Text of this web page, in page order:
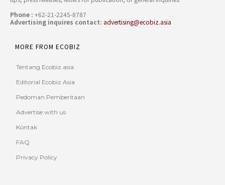
Phone : +62-21-2245-8787
Advertising inquires contact: advertising@ecobiz.asia
MORE FROM ECOBIZ
Tentang Ecobiz.asia
Editorial Ecobiz Asia
Pedoman Pemberitaan
Advertise with us
Kontak
FAQ
Privacy Policy